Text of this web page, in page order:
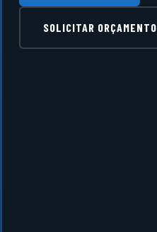
SOLICITAR ORÇAMENTO